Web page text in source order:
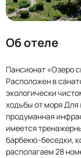
Об отеле
Пансионат «Озеро
Расположен в
экологически
ходьбы от моря Для
продуманная
имеется
барбекю-беседки,
располагаем 28